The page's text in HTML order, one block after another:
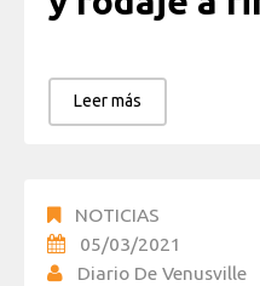
Leer más
NOTICIAS
05/03/2021
Diario De Venusville